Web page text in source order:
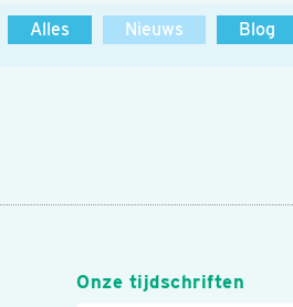
Alles Nieuws Blog
Onze tijdschriften